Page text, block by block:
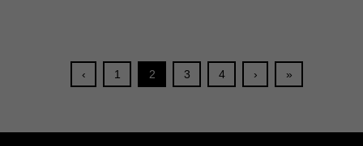
‹ 1 2 3 4 › »